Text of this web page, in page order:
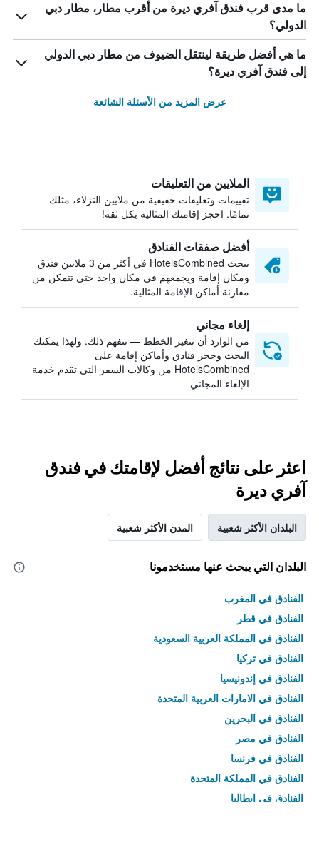
ما مدى قرب فندق آفري ديرة من أقرب مطار، مطار دبي
الدولي؟
ما هي أفضل طريقة لينتقل الضيوف من مطار دبي الدولي
إلى فندق آفري ديرة؟
عرض المزيد من الأسئلة الشائعة
الملايين من التعليقات
تقييمات وتعليقات حقيقية من ملايين النزلاء، مثلك
تمامًا. احجز إقامتك المثالية بكل ثقة!
أفضل صفقات الفنادق
يبحث HotelsCombined في أكثر من 3 ملايين فندق
ومكان إقامة ويجمعهم في مكان واحد حتى تتمكن من
مقارنة أماكن الإقامة المثالية.
إلغاء مجاني
من الوارد أن تتغير الخطط — نتفهم ذلك. ولهذا يمكنك
البحث وحجز فنادق وأماكن إقامة على
HotelsCombined من وكالات السفر التي تقدم خدمة
الإلغاء المجاني
اعثر على نتائج أفضل لإقامتك في فندق
آفري ديرة
البلدان الأكثر شعبية المدن الأكثر شعبية
البلدان التي يبحث عنها مستخدمونا
الفنادق في المغرب
الفنادق في قطر
الفنادق في المملكة العربية السعودية
الفنادق في تركيا
الفنادق في إندونيسيا
الفنادق في الامارات العربية المتحدة
الفنادق في البحرين
الفنادق في مصر
الفنادق في فرنسا
الفنادق في المملكة المتحدة
الفنادق في إيطاليا